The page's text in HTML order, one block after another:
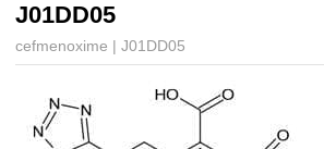
J01DD05
cefmenoxime | J01DD05